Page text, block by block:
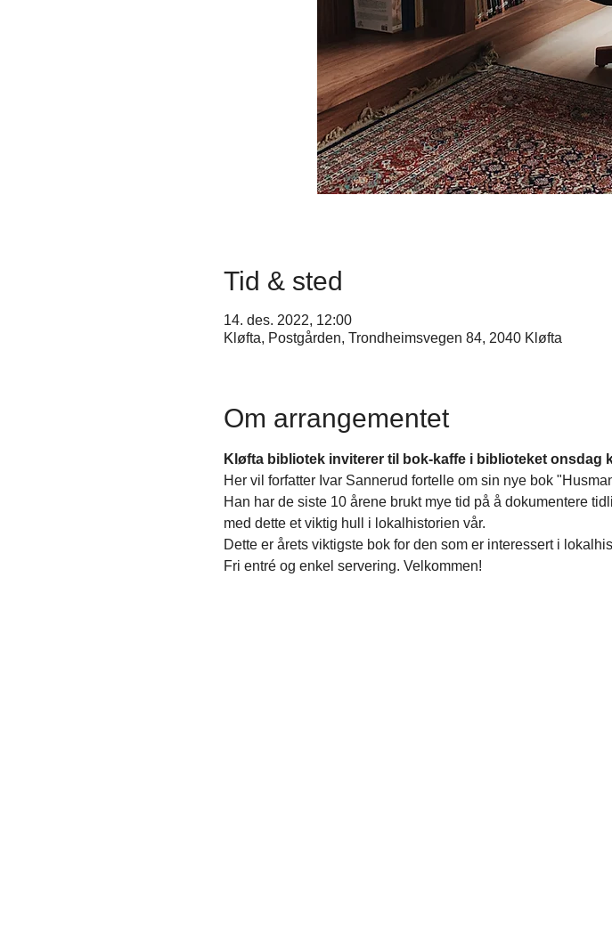
Tid & sted
14. des. 2022, 12:00
Kløfta, Postgården, Trondheimsvegen 84, 2040 Kløfta
Om arrangementet
Kløfta bibliotek inviterer til bok-kaffe i biblioteket onsdag
Her vil forfatter Ivar Sannerud fortelle om sin nye bok
Han har de siste 10 årene brukt mye tid på å dokumentere
med dette et viktig hull i lokalhistorien vår.
Dette er årets viktigste bok for den som er interessert i
Fri entré og enkel servering. Velkommen!